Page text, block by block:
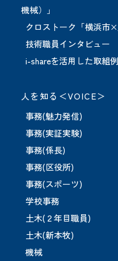
機械）」
クロストーク「横浜市
技術職員インタビュー
i-shareを活用した取組例
人を知る＜VOICE＞
事務(魅力発信)
事務(実証実験)
事務(係長)
事務(区役所)
事務(スポーツ)
学校事務
土木(２年目職員)
土木(新本牧)
機械